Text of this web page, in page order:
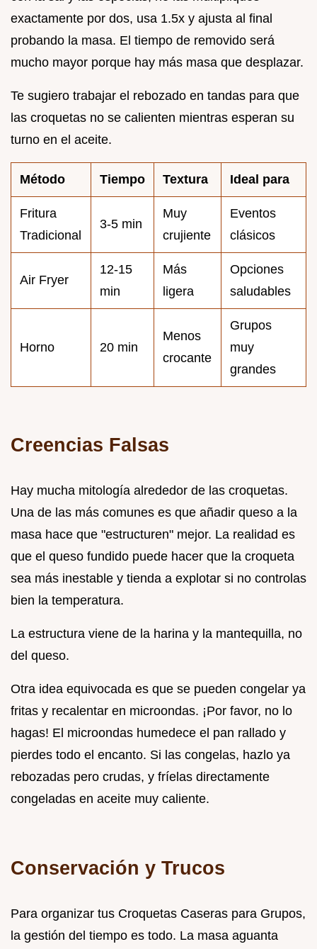
exactamente por dos, usa 1.5x y ajusta al final
probando la masa. El tiempo de removido será
mucho mayor porque hay más masa que desplazar.
Te sugiero trabajar el rebozado en tandas para que
las croquetas no se calienten mientras esperan su
turno en el aceite.
Método Tiempo Textura Ideal para
Fritura
Tradicional
3-5 min
Muy
crujiente
Eventos
clásicos
Air Fryer
12-15
min
Más
ligera
Opciones
saludables
Horno 20 min
Menos
crocante
Grupos
muy
grandes
Creencias Falsas
Hay mucha mitología alrededor de las croquetas.
Una de las más comunes es que añadir queso a la
masa hace que "estructuren" mejor. La realidad es
que el queso fundido puede hacer que la croqueta
sea más inestable y tienda a explotar si no controlas
bien la temperatura.
La estructura viene de la harina y la mantequilla, no
del queso.
Otra idea equivocada es que se pueden congelar ya
fritas y recalentar en microondas. ¡Por favor, no lo
hagas! El microondas humedece el pan rallado y
pierdes todo el encanto. Si las congelas, hazlo ya
rebozadas pero crudas, y fríelas directamente
congeladas en aceite muy caliente.
Conservación y Trucos
Para organizar tus Croquetas Caseras para Grupos,
la gestión del tiempo es todo. La masa aguanta